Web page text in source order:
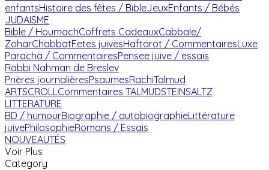
enfantsHistoire des fêtes / BibleJeuxEnfants / Bébés
JUDAISME
Bible / HoumachCoffrets CadeauxCabbale/
ZoharChabbatFetes juivesHaftarot / CommentairesLuxe
Paracha / CommentairesPensee juive / essais
Rabbi Nahman de Breslev
Prières journalièresPsaumesRachiTalmud
ARTSCROLL Commentaires TALMUDSTEINSALTZ
LITTERATURE
BD / humourBiographie / autobiographieLittérature
juivePhilosophieRomans / Essais
NOUVEAUTÉS
Voir Plus
Category